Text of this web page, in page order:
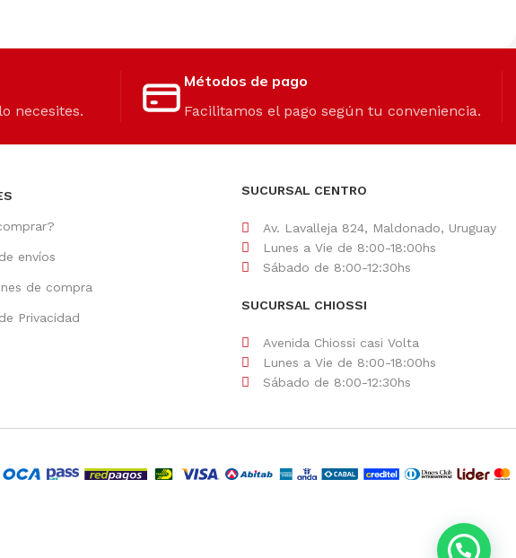
necesites.
Métodos de pago
Facilitamos el pago según tu conveniencia.
envíos
de compra
Privacidad
SUCURSAL CENTRO
Av. Lavalleja 824, Maldonado, Uruguay
Lunes a Vie de 8:00-18:00hs
Sábado de 8:00-12:30hs
SUCURSAL CHIOSSI
Avenida Chiossi casi Volta
Lunes a Vie de 8:00-18:00hs
Sábado de 8:00-12:30hs